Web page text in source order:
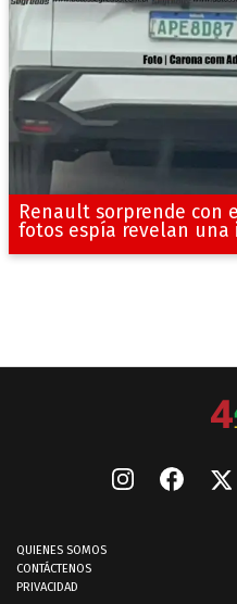
Renault sorprende con
fotos espía revelan
QUIENES SOMOS
CONTÁCTENOS
PRIVACIDAD